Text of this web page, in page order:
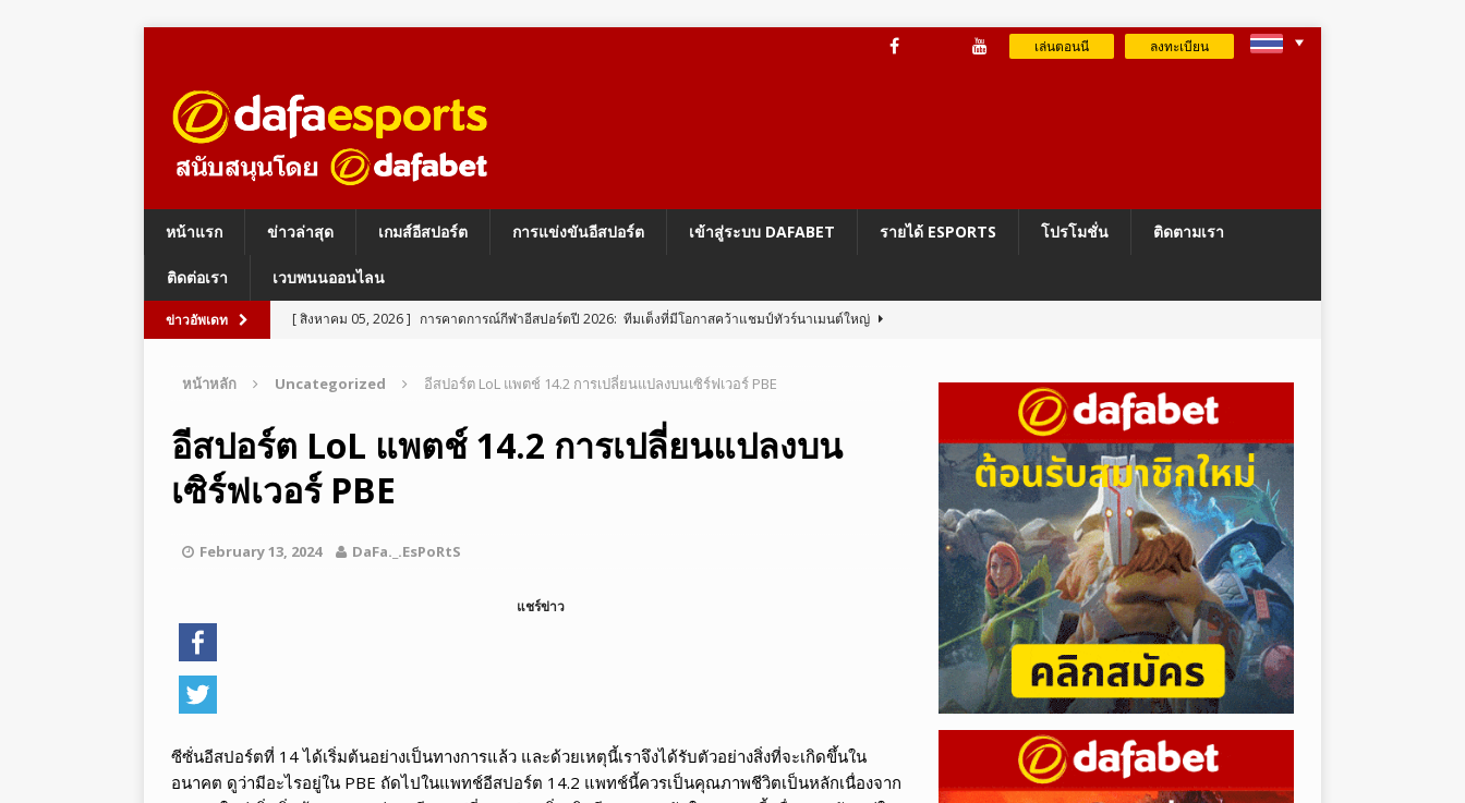
เล่นตอนนี ลงทะเบียน
หน้าแรก ข่าวล่าสุด เกมส์อีสปอร์ต การแข่งขันอีสปอร์ต เข้าสู่ระบบ DAFABET รายได้ ESPORTS โปรโมชั่น ติดตามเรา
ติดต่อเรา เวบพนนออนไลน
ข่าวอัพเดท [ สิงหาคม 05, 2026 ] การคาดการณ์กีฬาอีสปอร์ตปี 2026: ทีมเต็งที่มีโอกาสคว้าแชมป์ทัวร์นาเมนต์ใหญ่
[ สิงหาคม 05, 2026 ]
อีสปอร์ต ระบบป้องกันการโกง Vanguard On-Demand ของ Riot
LEGENDS
[ สิงหาคม 05, 2026 ]
[ สิงหาคม 05, 2026 ]
หน้าหลัก Uncategorized อีสปอร์ต LoL แพตช์ 14.2 การเปลี่ยนแปลงบนเซิร์ฟเวอร์ PBE
อีสปอร์ต LoL แพตช์ 14.2 การเปลี่ยนแปลงบน
เซิร์ฟเวอร์ PBE
February 13, 2024 DaFa._.EsPoRtS
แชร์ข่าว
ซีซั่นอีสปอร์ตที่ 14 ได้เริ่มต้นอย่างเป็นทางการแล้ว และด้วยเหตุนี้เราจึงได้รับตัวอย่างสิ่งที่จะเกิดขึ้นใน
อนาคต ดูว่ามีอะไรอยู่ใน PBE ถัดไปในแพทช์อีสปอร์ต 14.2 แพทช์นี้ควรเป็นคุณภาพชีวิตเป็นหลักเนื่องจาก